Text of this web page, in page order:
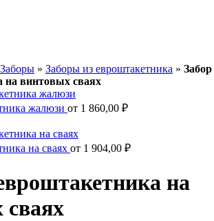
Заборы » Заборы из евроштакетника » Забор
на винтовых сваях
жалюзи от 1 860,00 ₽
на сваях от 1 904,00 ₽
на